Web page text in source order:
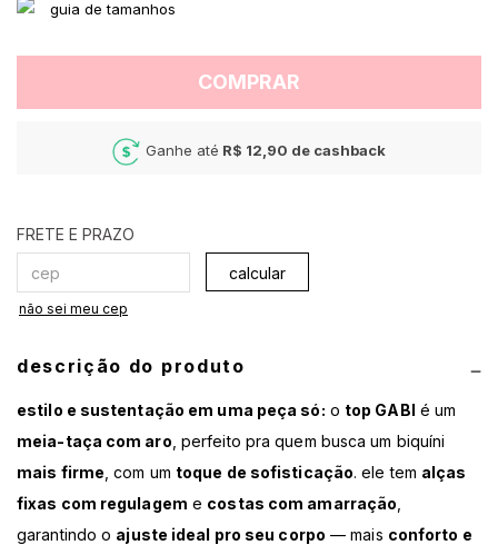
COMPRAR
Ganhe até R$ 12,90 de cashback
calcular
não sei meu cep
descrição do produto
estilo e sustentação em uma peça só: o top GABI é um
meia-taça com aro , perfeito pra quem busca um biquíni
mais firme , com um toque de sofisticação. ele tem alças
fixas com regulagem e costas com amarração
garantindo o ajuste ideal pro seu corpo — mais conforto e